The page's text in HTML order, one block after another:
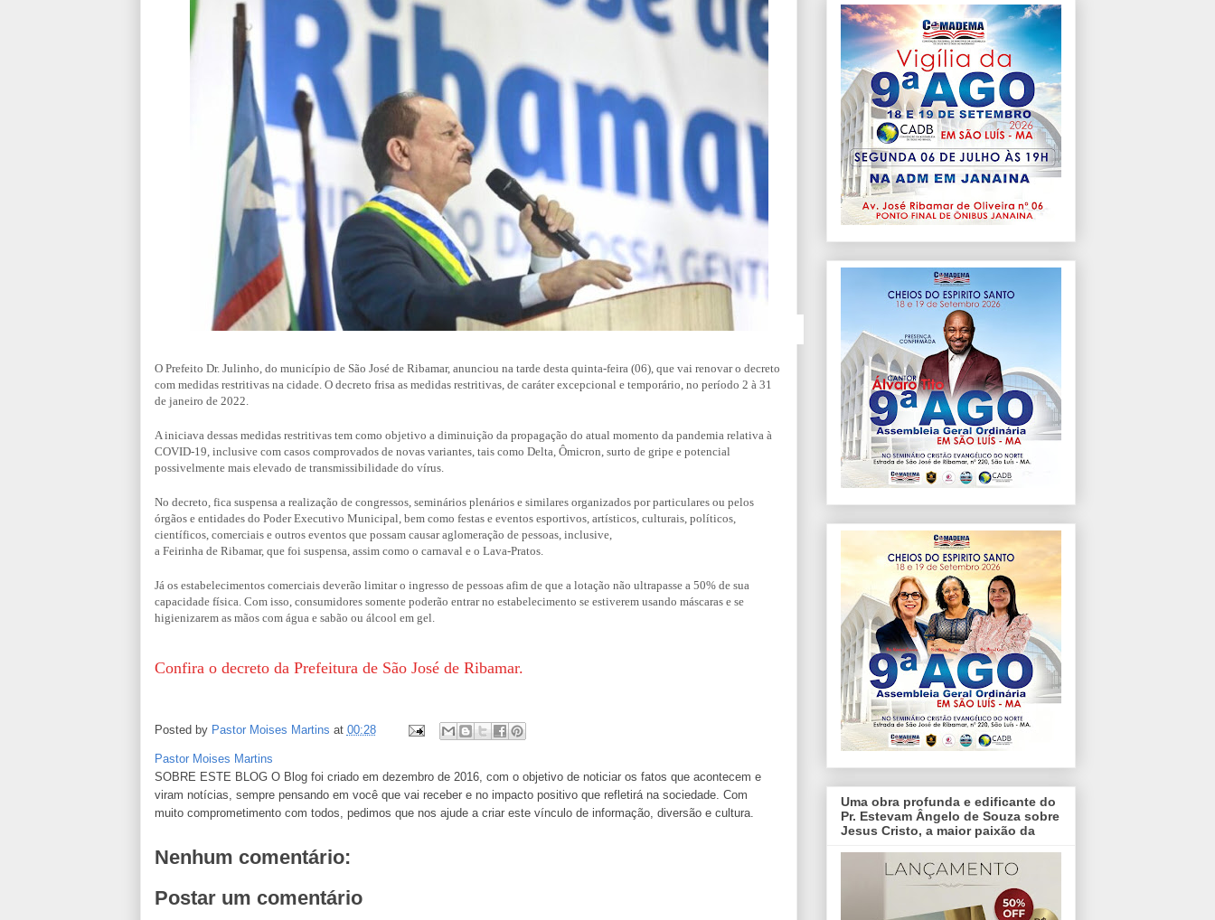
O Prefeito Dr. Julinho, do município de São José de Ribamar, anunciou na tarde desta quinta-feira (06), que vai renovar o decreto
com medidas restritivas na cidade. O decreto frisa as medidas restritivas, de caráter excepcional e temporário, no período 2 à 31
de janeiro de 2022.
A iniciava dessas medidas restritivas tem como objetivo a diminuição da propagação do atual momento da pandemia relativa à
COVID-19, inclusive com casos comprovados de novas variantes, tais como Delta, Ômicron, surto de gripe e potencial
possivelmente mais elevado de transmissibilidade do vírus.
No decreto, fica suspensa a realização de congressos, seminários plenários e similares organizados por particulares ou pelos
órgãos e entidades do Poder Executivo Municipal, bem como festas e eventos esportivos, artísticos, culturais, políticos,
científicos, comerciais e outros eventos que possam causar aglomeração de pessoas, inclusive,
a Feirinha de Ribamar, que foi suspensa, assim como o carnaval e o Lava-Pratos.
Já os estabelecimentos comerciais deverão limitar o ingresso de pessoas afim de que a lotação não ultrapasse a 50% de sua
capacidade física. Com isso, consumidores somente poderão entrar no estabelecimento se estiverem usando máscaras e se
higienizarem as mãos com água e sabão ou álcool em gel.
Confira o decreto da Prefeitura de São José de Ribamar.
Posted by Pastor Moises Martins at 00:28
Pastor Moises Martins
SOBRE ESTE BLOG O Blog foi criado em dezembro de 2016, com o objetivo de noticiar os fatos que acontecem e
viram notícias, sempre pensando em você que vai receber e no impacto positivo que refletirá na sociedade. Com
muito comprometimento com todos, pedimos que nos ajude a criar este vínculo de informação, diversão e cultura.
Nenhum comentário:
Postar um comentário
Uma obra profunda e edificante do
Pr. Estevam Ângelo de Souza sobre
Jesus Cristo, a maior paixão da